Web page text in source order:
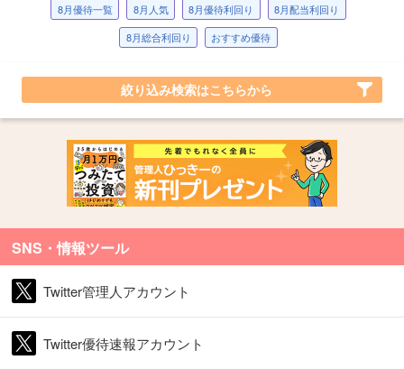
8月優待一覧 8月人気 8月優待利回り
8月配当利回り
8月総合利回り
おすすめ優待
絞り込み検索はこちらから
SNS・情報ツール
Twitter管理人アカウント
Twitter優待速報アカウント